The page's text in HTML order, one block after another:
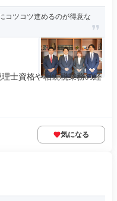
コツコツ進めるのが得意な
士資格や相続税業務の経
気になる